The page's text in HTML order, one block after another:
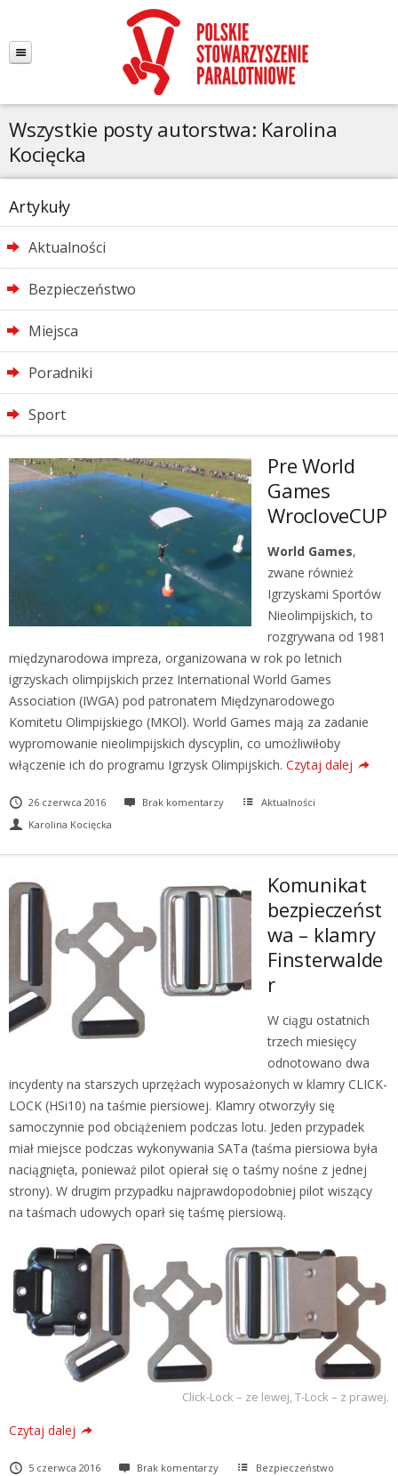
Wszystkie posty autorstwa: Karolina
Kocięcka
Artykuły
Aktualności
Bezpieczeństwo
Miejsca
Poradniki
Sport
Pre World
Games
WrocloveCUP
World Games,
zwane również
Igrzyskami Sportów
Nieolimpijskich, to
rozgrywana od 1981
międzynarodowa impreza, organizowana w rok po letnich
igrzyskach olimpijskich przez International World Games
Association (IWGA) pod patronatem Międzynarodowego
Komitetu Olimpijskiego (MKOl). World Games mają za zadanie
wypromowanie nieolimpijskich dyscyplin, co umożliwiłoby
włączenie ich do programu Igrzysk Olimpijskich. Czytaj dalej
26 czerwca 2016 Brak komentarzy
Aktualności
Karolina Kocięcka
Komunikat
bezpieczeńst
wa – klamry
Finsterwalde
r
W ciągu ostatnich
trzech miesięcy
odnotowano dwa
incydenty na starszych uprzężach wyposażonych w klamry CLICK-
LOCK (HSi10) na taśmie piersiowej. Klamry otworzyły się
samoczynnie pod obciążeniem podczas lotu. Jeden przypadek
miał miejsce podczas wykonywania SATa (taśma piersiowa była
naciągnięta, ponieważ pilot opierał się o taśmy nośne z jednej
strony). W drugim przypadku najprawdopodobniej pilot wiszący
na taśmach udowych oparł się taśmę piersiową.
Click-Lock – ze lewej, T-Lock – z prawej.
Czytaj dalej
5 czerwca 2016 Brak komentarzy
Bezpieczeństwo